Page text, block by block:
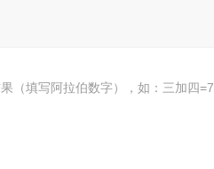
（填写阿拉伯数字），如：三加四=7